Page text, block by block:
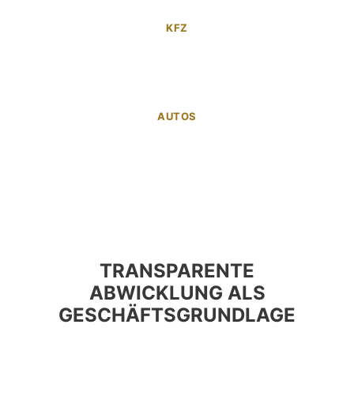
KFZ
AUTOS
TRANSPARENTE
ABWICKLUNG ALS
GESCHÄFTSGRUNDLAGE